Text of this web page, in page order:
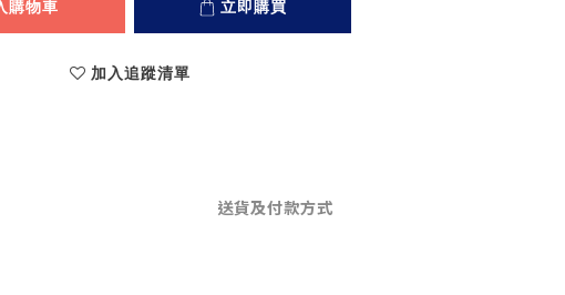
購物車 立即購買
加入追蹤清單
送貨及付款方式